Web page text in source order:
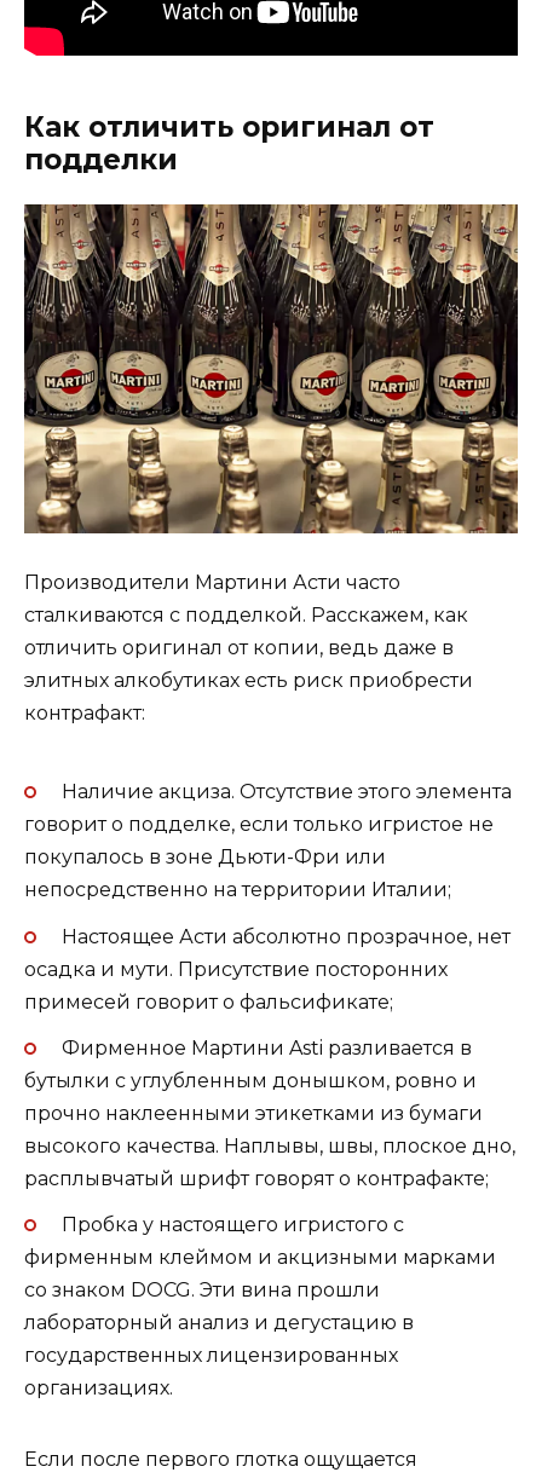
Как отличить оригинал от
подделки
Производители Мартини Асти часто
сталкиваются с подделкой. Расскажем, как
отличить оригинал от копии, ведь даже в
элитных алкобутиках есть риск приобрести
контрафакт:
Наличие акциза. Отсутствие этого элемента
говорит о подделке, если только игристое не
покупалось в зоне Дьюти-Фри или
непосредственно на территории Италии;
Настоящее Асти абсолютно прозрачное, нет
осадка и мути. Присутствие посторонних
примесей говорит о фальсификате;
Фирменное Мартини Asti разливается в
бутылки с углубленным донышком, ровно и
прочно наклеенными этикетками из бумаги
высокого качества. Наплывы, швы, плоское дно,
расплывчатый шрифт говорят о контрафакте;
Пробка у настоящего игристого с
фирменным клеймом и акцизными марками
со знаком DOCG. Эти вина прошли
лабораторный анализ и дегустацию в
государственных лицензированных
организациях.
Если после первого глотка ощущается